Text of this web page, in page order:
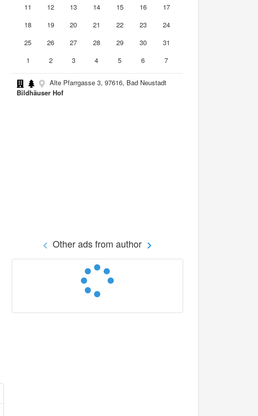
11
12 13 14 15 16
17
18
19 20 21 22 23
24
25
26 27 28 29 30
31
1
2 3 4 5 6 7
Alte Pfarrgasse 3, 97616, Bad Neustadt
Bildhäuser Hof
Other ads from author